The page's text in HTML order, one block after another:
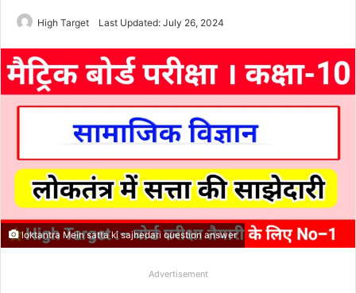
High Target Last Updated: July 26, 2024
loktantra Mein satta ki sajhedari question answer
Advertisement